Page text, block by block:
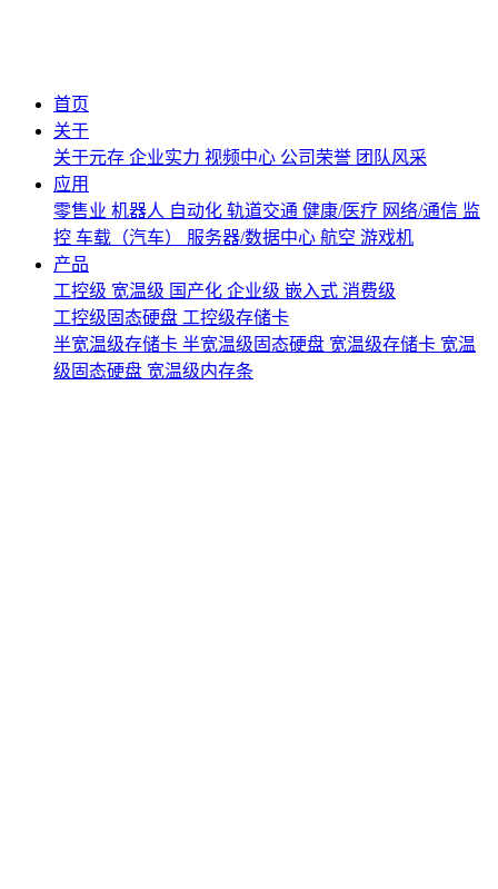
首页
关于
关于元存 企业实力 视频中心 公司荣誉 团队风采
应用
零售业 机器人 自动化 轨道交通 健康/医疗 网络/通信 监
控 车载（汽车） 服务器/数据中心 航空 游戏机
产品
工控级 宽温级 国产化 企业级 嵌入式 消费级
工控级固态硬盘 工控级存储卡
半宽温级存储卡 半宽温级固态硬盘 宽温级存储卡 宽温
级固态硬盘 宽温级内存条